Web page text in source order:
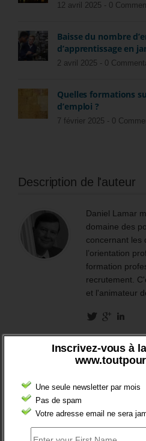
Inscrivez-vous à
Une seule newsletter par mois
Pas de spam
Votre adresse email ne sera
12 avril 2025 - 0
Baisse du nombre
d’apprentissage en
2 avril 2025 - 0
Quelles formations
d’emploi ?
7 février 2025 - 0
Description de l'auteur
Daniel Lamar
domaine des
concernant les
l’orientation
formation
recrutement.
et l'animateur
Pas de commentaire sur “BMO :
intentions d’embauches pour
Répondre
Votre adresse mais ne sara pas